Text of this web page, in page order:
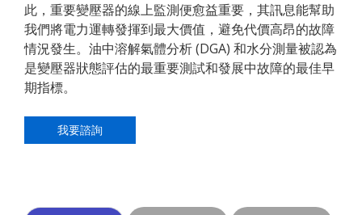
此，重要變壓器的線上監測便愈益重要，其訊息能幫助
我們將電力運轉發揮到最大價值，避免代價高昂的故障
情況發生。油中溶解氣體分析 (DGA) 和水分測量被認為
是變壓器狀態評估的最重要測試和發展中故障的最佳早
期指標。
我要諮詢